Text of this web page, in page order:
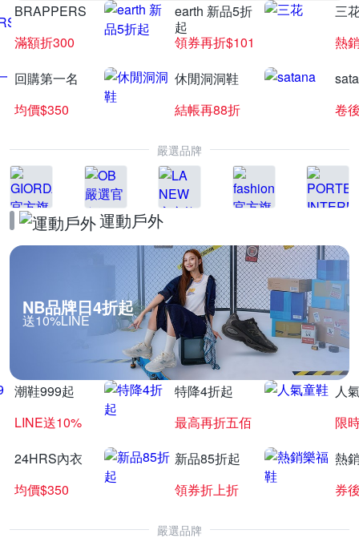
BRAPPERS
滿額折300
earth 新品5折
起
領券再折$101
三
熱
回購第一名
均價$350
休閒洞洞鞋
結帳再88折
卷
嚴選品牌
運動戶外
NB品牌日4折起
送10%LINE
潮鞋999起
LINE送10%
特降4折起
最高再折五佰
人
限
24HRS內衣
均價$350
新品85折起
領券折上折
熱
券
嚴選品牌